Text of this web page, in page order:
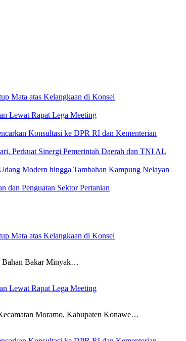
Mata atas Kelangkaan di Konsel
Lewat Rapat Lega Meeting
Konsultasi ke DPR RI dan Kementerian
Perkuat Sinergi Pemerintah Daerah dan TNI AL
Modern hingga Tambahan Kampung Nelayan
dan Penguatan Sektor Pertanian
Mata atas Kelangkaan di Konsel
Bakar Minyak…
Lewat Rapat Lega Meeting
Moramo, Kabupaten Konawe…